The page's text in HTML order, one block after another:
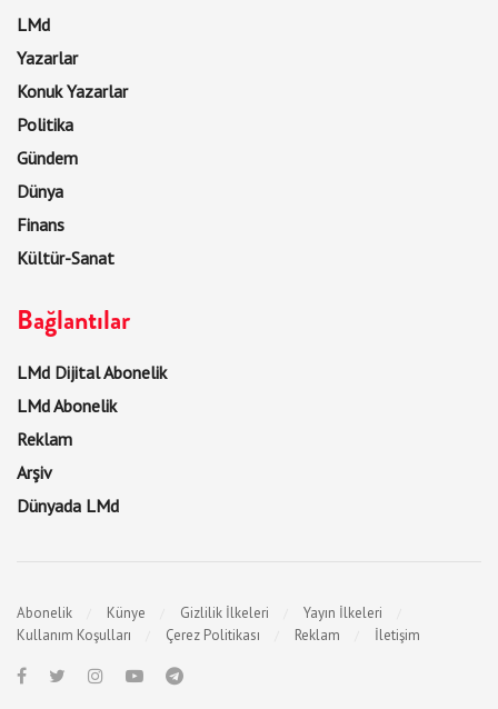
LMd
Yazarlar
Konuk Yazarlar
Politika
Gündem
Dünya
Finans
Kültür-Sanat
Bağlantılar
LMd Dijital Abonelik
LMd Abonelik
Reklam
Arşiv
Dünyada LMd
Abonelik Künye Gizlilik İlkeleri
Yayın İlkeleri
Kullanım Koşulları
Çerez Politikası Reklam İletişim